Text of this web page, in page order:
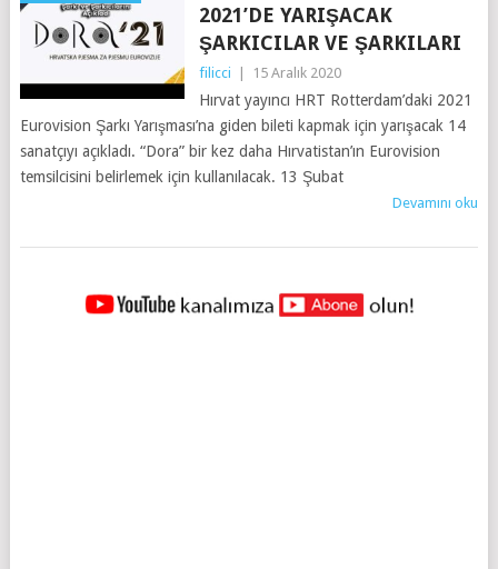
2021’DE YARIŞACAK
ŞARKICILAR VE ŞARKILARI
filicci 15 Aralık 2020
Hırvat yayıncı HRT Rotterdam’daki 2021
Eurovision Şarkı Yarışması’na giden bileti kapmak için yarışacak 14
sanatçıyı açıkladı. “Dora” bir kez daha Hırvatistan’ın Eurovision
temsilcisini belirlemek için kullanılacak. 13 Şubat
Devamını oku
YAZILAR